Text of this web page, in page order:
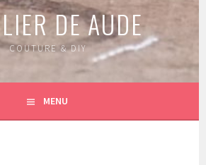
DE AUDE
COUTURE & DIY
MENU